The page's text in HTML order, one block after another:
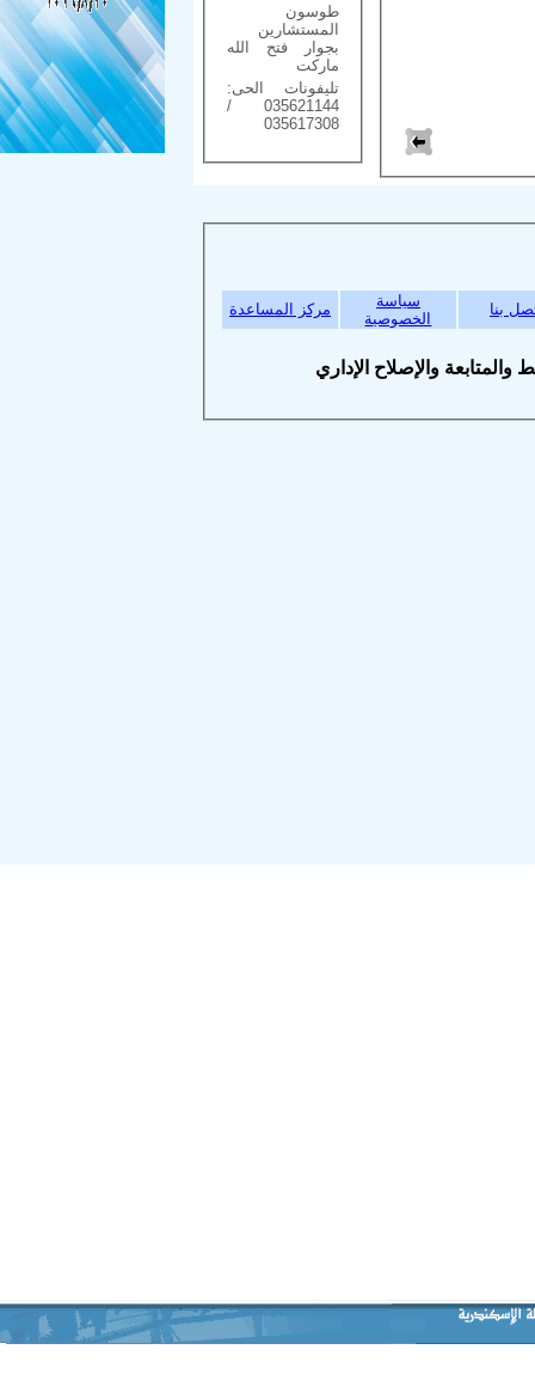
طوسون
المستشارين
بجوار فتح الله
ماركت
تليفونات الحى:
035621144 /
035617308
سياسة
الخصوصية
مركز المساعدة
والإصلاح الإداري